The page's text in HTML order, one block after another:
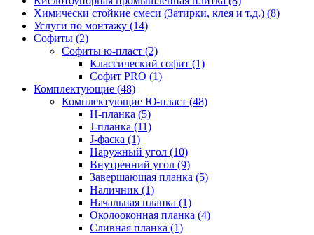
Химически стойкие смеси (Затирки, клея и т.д.) (8)
Услуги по монтажу (14)
Софиты (2)
Софиты ю-пласт (2)
Классический софит (1)
Софит PRO (1)
Комплектующие (48)
Комплектующие Ю-пласт (48)
H-планка (5)
J-планка (11)
J-фаска (1)
Наружный угол (10)
Внутренний угол (9)
Завершающая планка (5)
Наличник (1)
Начальная планка (1)
Околооконная планка (4)
Сливная планка (1)